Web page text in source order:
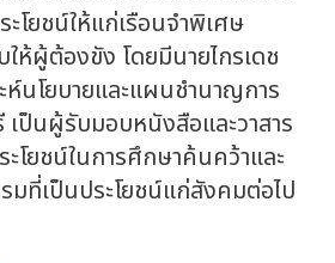
โยชน์ให้แก่เรือนจำพิเศษ
ห้ผู้ต้องขัง โดยมีนายไกรเดช
นโยบายและแผนชำนาญการ
เป็นผู้รับมอบหนังสือและวาสาร
ะโยชน์ในการศึกษาค้นคว้าและ
ที่เป็นประโยชน์แก่สังคมต่อไป